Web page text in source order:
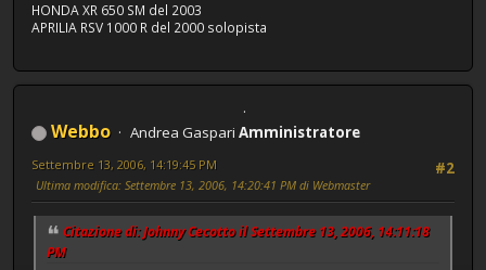
HONDA XR 650 SM del 2003
APRILIA RSV 1000 R del 2000 solopista
Webbo Andrea Gaspari Amministratore
#2
Settembre 13, 2006, 14:19:45 PM
Ultima modifica: Settembre 13, 2006, 14:20:41 PM di Webmaster
Citazione di: Johnny Cecotto il Settembre 13, 2006, 14:11:18
PM